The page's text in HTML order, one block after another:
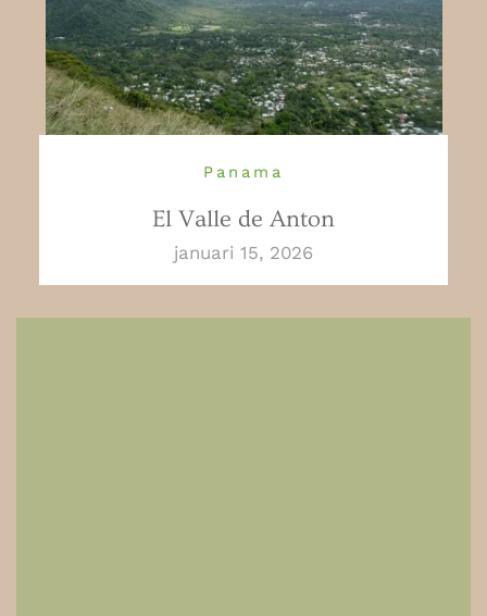
Panama
El Valle de Anton
januari 15, 2026